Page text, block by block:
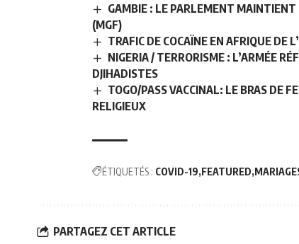
GAMBIE : LE PARLEMENT
(MGF)
TRAFIC DE COCAÏNE EN AFRIQUE DE
NIGERIA / TERRORISME : L’ARMÉE
DJIHADISTES
TOGO/PASS VACCINAL: LE BRAS DE
RELIGIEUX
ÉTIQUETÉS : COVID-19 FEATURED
PARTAGEZ CET ARTICLE